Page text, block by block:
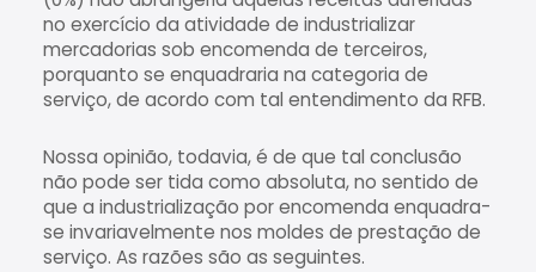
no exercício da atividade de industrializar
mercadorias sob encomenda de terceiros,
porquanto se enquadraria na categoria de
serviço, de acordo com tal entendimento da RFB.
Nossa opinião, todavia, é de que tal conclusão
não pode ser tida como absoluta, no sentido de
que a industrialização por encomenda enquadra-
se invariavelmente nos moldes de prestação de
serviço. As razões são as seguintes.